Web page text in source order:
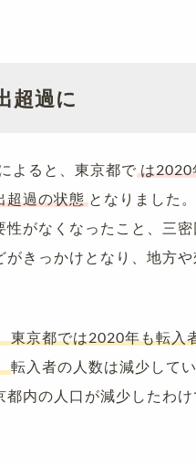
超過に
よると、東京都で は2020
超過の状態 となりました
がなくなったこと、三
きっかけとなり、地方や
東京都では2020年も転入
転入者の人数は減少して
内の人口が減少したわ